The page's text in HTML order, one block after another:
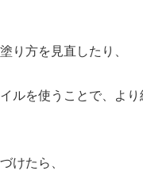
り方を見直したり、
ルを使うことで、よ
けたら、